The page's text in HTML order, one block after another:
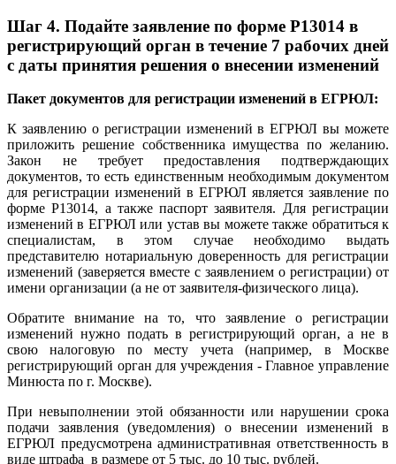
Шаг 4. Подайте заявление по форме P13014 в
регистрирующий орган в течение 7 рабочих дней
с даты принятия решения о внесении изменений
Пакет документов для регистрации изменений в ЕГРЮЛ:
К заявлению о регистрации изменений в ЕГРЮЛ вы можете
приложить решение собственника имущества по желанию.
Закон не требует предоставления подтверждающих
документов, то есть единственным необходимым документом
для регистрации изменений в ЕГРЮЛ является заявление по
форме Р13014, а также паспорт заявителя. Для регистрации
изменений в ЕГРЮЛ или устав вы можете также обратиться к
специалистам, в этом случае необходимо выдать
представителю нотариальную доверенность для регистрации
изменений (заверяется вместе с заявлением о регистрации) от
имени организации (а не от заявителя-физического лица).
Обратите внимание на то, что заявление о регистрации
изменений нужно подать в регистрирующий орган, а не в
свою налоговую по месту учета (например, в Москве
регистрирующий орган для учреждения - Главное управление
Минюста по г. Москве).
При невыполнении этой обязанности или нарушении срока
подачи заявления (уведомления) о внесении изменений в
ЕГРЮЛ предусмотрена административная ответственность в
виде штрафа в размере от 5 тыс. до 10 тыс. рублей.